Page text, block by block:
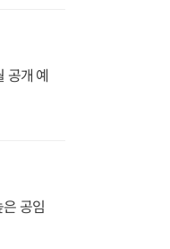
공개 예
공임